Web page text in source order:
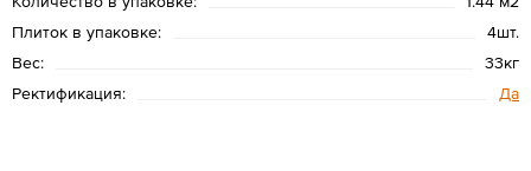
Плиток в упаковке:
4шт.
Вес:
33кг
Ректификация:
Да